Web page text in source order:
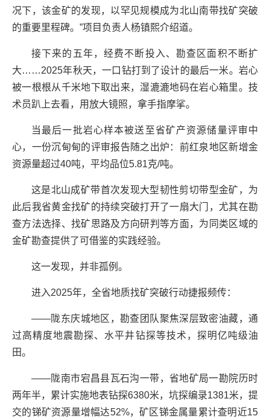
况下，该金矿的发现，以罕见规模成为北山南带找矿突破
的重要里程碑。”项目负责人杨镇熙介绍道。
接下来的五年，经费不断投入、勘查区面积不断扩
大……2025年秋天，一口钻打到了设计的最后一米。岩心
被一根根从千米地下取出来，湿漉漉地码在岩心箱里。技
术员趴上去看，用放大镜照，拿手指摩挲。
当最后一批岩心样本被送至省矿产资源储量评审中
心，一份沉甸甸的评审报告随之出炉：前红泉地区新增金
资源量超过40吨，平均品位5.81克/吨。
这是北山成矿带首次发现大型韧性剪切带型金矿，为
此后我省黄金找矿的持续突破打开了一扇大门，尤其在勘
查方法选择、找矿思路及方向研判等方面，为同类区域的
金矿勘查提供了可借鉴的实践经验。
这一发现，并非孤例。
进入2025年，全省地质找矿突破行动捷报频传：
——陇东庆城地区，勘查团队聚焦深层致密油藏，通
过高精度地震勘探、水平井钻探等技术，探明亿吨级油
田。
——陇南市宕昌县瓦石沟一带，省地矿局一勘院历时
两年半，累计实施地表钻探6380米，坑探编录1381米，提
交的锑矿资源量增幅达52%，矿区锑金属量累计查明近15